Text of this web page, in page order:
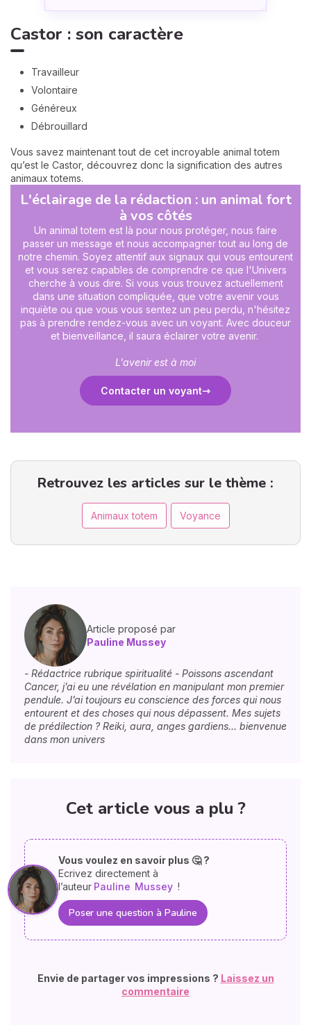
Castor : son caractère
Travailleur
Volontaire
Généreux
Débrouillard
Vous savez maintenant tout de cet incroyable animal totem
qu’est le Castor, découvrez donc la signification des autres
animaux totems.
L'éclairage de la rédaction : un animal fort
à vos côtés
Un animal totem est là pour nous protéger, nous faire
passer un message et nous accompagner tout au long de
notre chemin. Soyez attentif aux signaux qui vous entourent
et vous serez capables de comprendre ce que l'Univers
cherche à vous dire. Si vous vous trouvez actuellement
dans une situation compliquée, que votre avenir vous
inquiète ou que vous vous sentez un peu perdu, n'hésitez
pas à prendre rendez-vous avec un voyant. Avec douceur
et bienveillance, il saura éclairer votre avenir.
L'avenir est à moi
Contacter un voyant
Retrouvez les articles sur le thème :
Animaux totem Voyance
Article proposé par
Pauline Mussey
- Rédactrice rubrique spiritualité - Poissons ascendant
Cancer, j’ai eu une révélation en manipulant mon premier
pendule. J’ai toujours eu conscience des forces qui nous
entourent et des choses qui nous dépassent. Mes sujets
de prédilection ? Reiki, aura, anges gardiens… bienvenue
dans mon univers
Cet article vous a plu ?
Vous voulez en savoir plus 🤔 ?
Ecrivez directement à
l’auteur Pauline Mussey !
Poser une question à Pauline
Envie de partager vos impressions ? Laissez un
commentaire